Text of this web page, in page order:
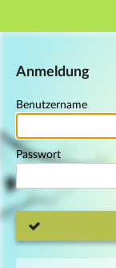
Anmeldung
Benutzername
Passwort